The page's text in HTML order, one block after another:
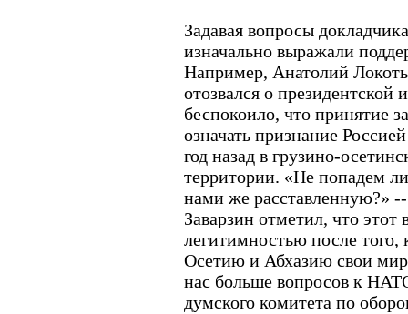
Задавая вопросы
изначально выражали
Например, Анатолий
отозвался о президентской
беспокоило, что принятие
означать признание
год назад в грузино-
территории. «Не попадем
нами же расставленную?»
Заварзин отметил, что
легитимностью после
Осетию и Абхазию свои
нас больше вопросов к
думского комитета по